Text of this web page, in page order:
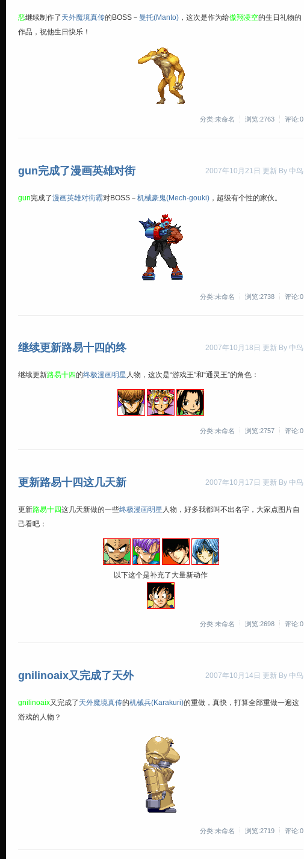
恶继续制作了 天外魔境真传的BOSS－ 曼托(Manto) ，这次是作为给傲翔凌空的生日礼物的
作品，祝他生日快乐！
分类:未命名 浏览:2763 评论:0
2007年10月21日 更新 By 中鸟
gun完成了漫画英雄对街
gun完成了漫画英雄对街霸对BOSS－ 机械豪鬼(Mech-gouki) ，超级有个性的家伙。
分类:未命名 浏览:2738 评论:0
2007年10月18日 更新 By 中鸟
继续更新路易十四的终
继续更新路易十四的终极漫画明星 人物，这次是“游戏王”和“通灵王”的角色：
分类:未命名 浏览:2757 评论:0
2007年10月17日 更新 By 中鸟
更新路易十四这几天新
更新路易十四这几天新做的一些终极漫画明星 人物，好多我都叫不出名字，大家点图片自
己看吧：
以下这个是补充了大量新动作
分类:未命名 浏览:2698 评论:0
2007年10月14日 更新 By 中鸟
gnilinoaix又完成了天外
gnilinoaix又完成了 天外魔境真传的机械兵(Karakuri)的重做，真快，打算全部重做一遍这
游戏的人物？
分类:未命名 浏览:2719 评论:0